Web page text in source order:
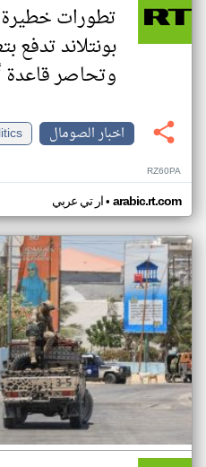
تطورات
بونتلاند تدفع
وتحاصر قاعدة
اخبار الصومال
RZ60PA
ار تي عربي• arabic.rt.com